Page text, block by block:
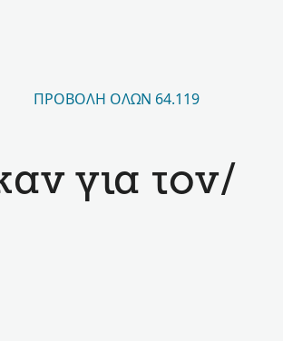
ΠΡΟΒΟΛΉ ΌΛΩΝ 64.119
για τον/